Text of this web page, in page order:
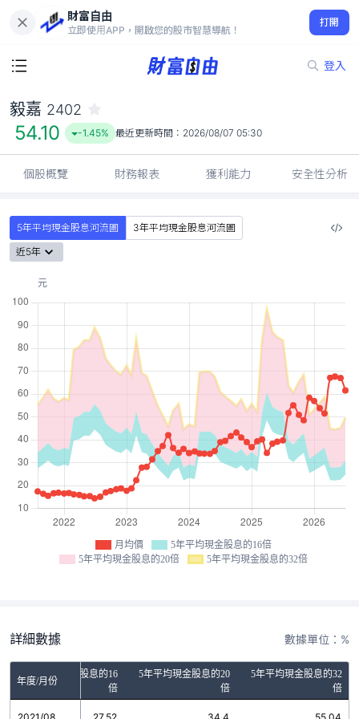
財富自由
立即使用APP，開啟您的股市智慧導航！
打開
登入
54.10
-1.45%
毅嘉 2402
54.10 -1.45% 最近更新時間： 2026/08/07 05:30
個股概覽 財務報表 獲利能力 安全性分析
5年平均現金股息河流圖
3年平均現金股息河流圖
近5年
月均價
5年平均現金股息的16倍
5年平均現金股息的20倍
5年平均現金股息的32倍
詳細數據 數據單位：%
年度/月份
5年平均現金股息的16
倍
5年平均現金股息的20
倍
5年平均現金股息的32
倍